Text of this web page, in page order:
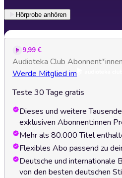
Hörprobe anhören
9,99 €
Audioteka Club
Werde Mitglied im
Teste 30 Tage gratis
Dieses und weitere
exklusiven Abonnent:innen
Mehr als 80.000 Titel
Flexibles Abo passend zu
Deutsche und internationale
von den besten deutschen